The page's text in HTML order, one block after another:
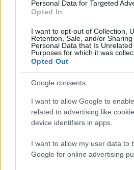
Personal Data for Targeted
Opted In
I want to opt-out of Collection,
Retention, Sale, and/or
Personal Data that Is
Purposes for which it was
Opted Out
Google consents
I want to allow Google to
related to advertising like
device identifiers in apps.
I want to allow my user data to
Google for online advertising
l’ingresso di figure allineate
completamente controllata,
linea editoriale, notizie e
esigenze politiche.
TVE, nata come servizio
diventata un megafono
è stato sacrificato e il
filtrato da una lente